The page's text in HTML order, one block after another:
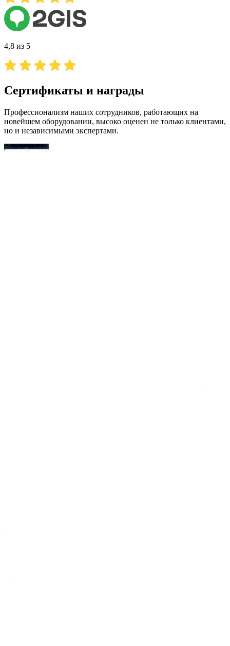
4,8 из 5
Сертификаты и награды
Профессионализм наших сотрудников, работающих на
новейшем оборудовании, высоко оценен не только клиентами,
но и независимыми экспертами.